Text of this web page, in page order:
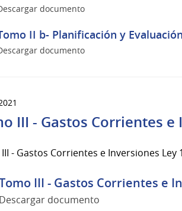
documento
II b- Planificación y
documento
III - Gastos Corrientes e
- Gastos Corrientes e Inversiones Ley
III - Gastos Corrientes e
Descargar documento